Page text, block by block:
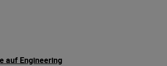
auf Engineering